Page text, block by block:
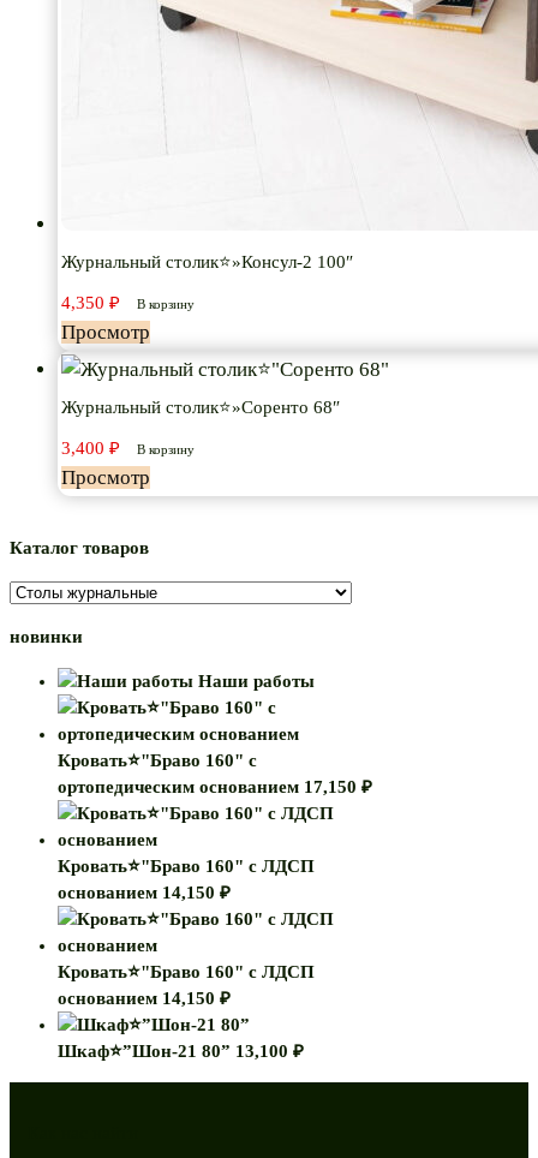
Журнальный столик⭐»Консул-2 100″
4,350 ₽ В корзину
Просмотр
Журнальный столик⭐»Соренто 68″
3,400 ₽ В корзину
Просмотр
Каталог товаров
новинки
Наши работы
Кровать⭐"Браво 160" с
ортопедическим основанием 17,150 ₽
Кровать⭐"Браво 160" с ЛДСП
основанием 14,150 ₽
Кровать⭐"Браво 160" с ЛДСП
основанием 14,150 ₽
Шкаф⭐”Шон-21 80” 13,100 ₽